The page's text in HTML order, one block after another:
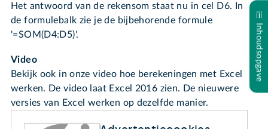
Het antwoord van de rekensom staat nu in cel D6. In
de formulebalk zie je de bijbehorende formule
'=SOM(D4:D5)'.
Video
Bekijk ook in onze video hoe berekeningen met Excel
werken. De video laat Excel 2016 zien. De nieuwere
versies van Excel werken op dezelfde manier.
Inhoudsopgave